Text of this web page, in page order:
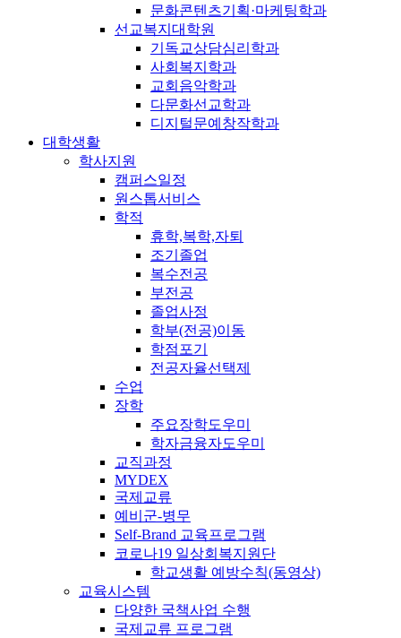
문화콘텐츠기획·마케팅학과
선교복지대학원
기독교상담심리학과
사회복지학과
교회음악학과
다문화선교학과
디지털문예창작학과
대학생활
학사지원
캠퍼스일정
원스톱서비스
학적
휴학,복학,자퇴
조기졸업
복수전공
부전공
졸업사정
학부(전공)이동
학점포기
전공자율선택제
수업
장학
주요장학도우미
학자금융자도우미
교직과정
MYDEX
국제교류
예비군-병무
Self-Brand 교육프로그램
코로나19 일상회복지원단
학교생활 예방수칙(동영상)
교육시스템
다양한 국책사업 수행
국제교류 프로그램